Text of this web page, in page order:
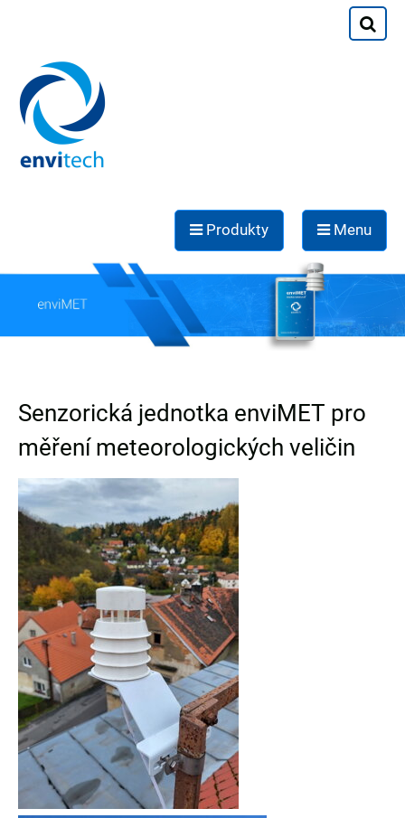
Produkty Menu
Senzorická jednotka enviMET pro
měření meteorologických veličin